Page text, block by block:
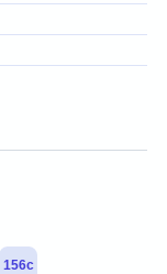
156с